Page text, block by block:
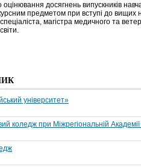
досягнень випускників
предметом при вступі до вищих
магістра медичного та
університет»
коледж при Міжрегіональній